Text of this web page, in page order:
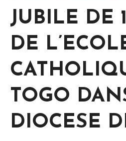
JUBILE DE
DE
TOGO
DIOCESE